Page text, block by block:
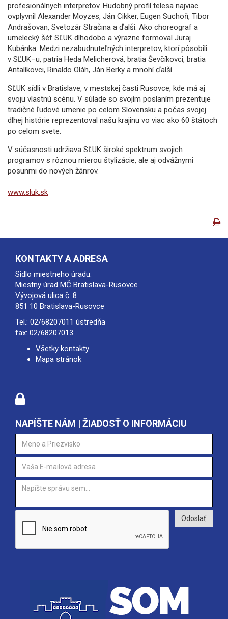
profesionálnych interpretov. Hudobný profil telesa najviac
ovplyvnil Alexander Moyzes, Ján Cikker, Eugen Suchoň, Tibor
Andrašovan, Svetozár Stračina a ďalší. Ako choreograf a
umelecký šéf SĽUK dlhodobo a výrazne formoval Juraj
Kubánka. Medzi nezabudnuteľných interpretov, ktorí pôsobili
v SĽUK–u, patria Heda Melicherová, bratia Ševčíkovci, bratia
Antalíkovci, Rinaldo Oláh, Ján Berky a mnohí ďalší.
SĽUK sídli v Bratislave, v mestskej časti Rusovce, kde má aj
svoju vlastnú scénu. V súlade so svojím poslaním prezentuje
tradičné ľudové umenie po celom Slovensku a počas svojej
dlhej histórie reprezentoval našu krajinu vo viac ako 60 štátoch
po celom svete.
V súčasnosti udržiava SĽUK široké spektrum svojich
programov s rôznou mierou štylizácie, ale aj odvážnymi
posunmi do nových žánrov.
www.sluk.sk
KONTAKTY A ADRESA
Sídlo miestneho úradu:
Miestny úrad MČ Bratislava-Rusovce
Vývojová ulica č. 8
851 10 Bratislava-Rusovce
Tel.: 02/68207011 ústredňa
fax: 02/68207013
Všetky kontakty
Mapa stránok
NAPÍŠTE NÁM | ŽIADOSŤ O INFORMÁCIU